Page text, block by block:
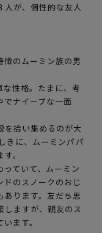
人が、個性的な友人
のムーミン族の男
性格。たまに、考
でナイーブな一面
を拾い集めるのが大
きに、ムーミンパパ
。
ていて、ムーミン
ドのスノークのおじ
あります。友だち思
しますが、親友のス
ます。